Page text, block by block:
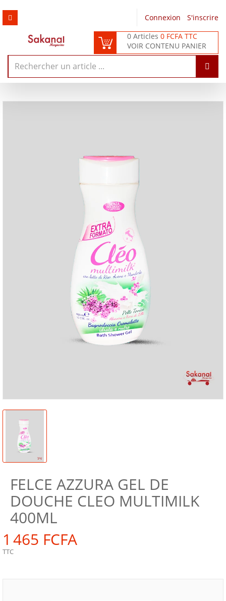
Connexion
S'inscrire
0 Articles0 FCFA TTC
VOIR CONTENU PANIER
FELCE AZZURA GEL DE
DOUCHE CLEO MULTIMILK
400ML
1 465 FCFA
TTC